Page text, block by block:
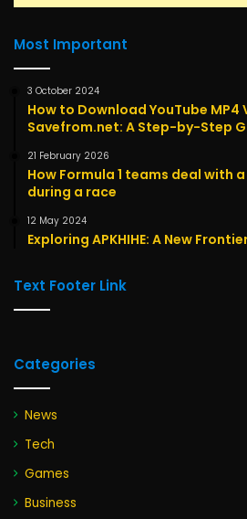
Most Important
3 October 2024
How to Download YouTube MP4
Savefrom.net: A Step-by-Step
21 February 2026
How Formula 1 teams deal with
during a race
12 May 2024
Exploring APKHIHE: A New
Text Footer Link
Categories
News
Tech
Games
Business